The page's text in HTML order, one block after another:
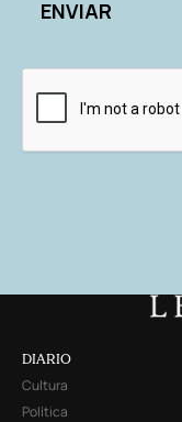
DIARIO
Cultura
Política